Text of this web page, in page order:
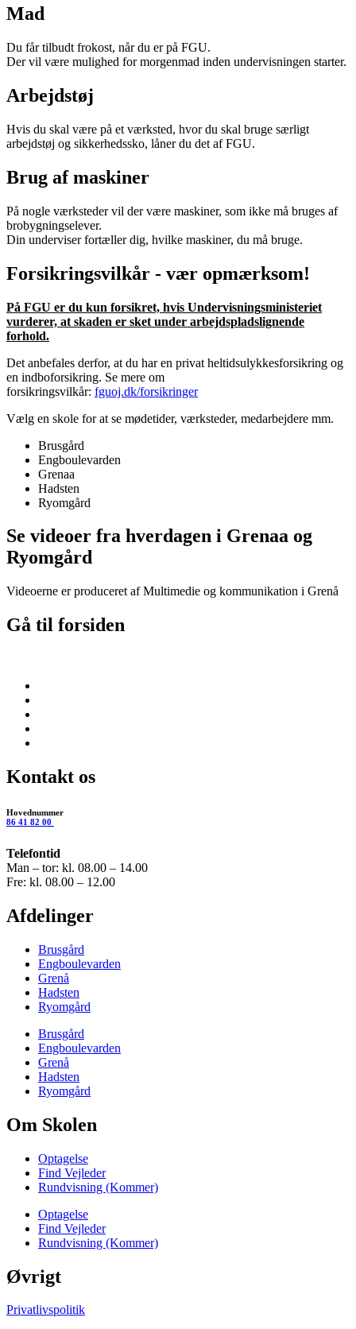
Mad
Du får tilbudt frokost, når du er på FGU.
Der vil være mulighed for morgenmad inden undervisningen starter.
Arbejdstøj
Hvis du skal være på et værksted, hvor du skal bruge særligt
arbejdstøj og sikkerhedssko, låner du det af FGU.
Brug af maskiner
På nogle værksteder vil der være maskiner, som ikke må bruges af
brobygningselever.
Din underviser fortæller dig, hvilke maskiner, du må bruge.
Forsikringsvilkår - vær opmærksom!
På FGU er du kun forsikret, hvis Undervisningsministeriet
vurderer, at skaden er sket under arbejdspladslignende
forhold.
Det anbefales derfor, at du har en privat heltidsulykkesforsikring og
en indboforsikring. Se mere om
forsikringsvilkår: fguoj.dk/forsikringer
Vælg en skole for at se mødetider, værksteder, medarbejdere mm.
Brusgård
Engboulevarden
Grenaa
Hadsten
Ryomgård
Se videoer fra hverdagen i Grenaa og
Ryomgård
Videoerne er produceret af Multimedie og kommunikation i Grenå
Gå til forsiden
Kontakt os
Hovednummer
86 41 82 00
Telefontid
Man – tor: kl. 08.00 – 14.00
Fre: kl. 08.00 – 12.00
Afdelinger
Brusgård
Engboulevarden
Grenå
Hadsten
Ryomgård
Brusgård
Engboulevarden
Grenå
Hadsten
Ryomgård
Om Skolen
Optagelse
Find Vejleder
Rundvisning (Kommer)
Optagelse
Find Vejleder
Rundvisning (Kommer)
Øvrigt
Privatlivspolitik